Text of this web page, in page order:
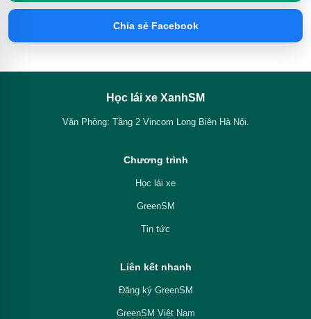
Chia sẻ Facebook
Học lái xe XanhSM
Văn Phòng: Tầng 2 Vincom Long Biên Hà Nội.
Chương trình
Học lái xe
GreenSM
Tin tức
Liên kết nhanh
Đăng ký GreenSM
GreenSM Việt Nam